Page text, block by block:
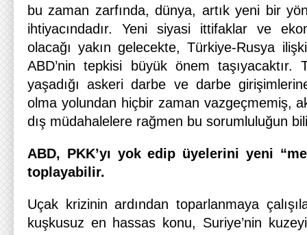
bu zaman zarfında, dünya, artık yeni bir
ihtiyacındadır. Yeni siyasi ittifaklar ve
olacağı yakın gelecekte, Türkiye-Rusya
ABD’nin tepkisi büyük önem taşıyacaktır.
yaşadığı askeri darbe ve darbe
olma yolundan hiçbir zaman vazgeçmemiş,
dış müdahalelere rağmen bu sorumluluğun
ABD, PKK’yı yok edip üyelerini yeni
toplayabilir.
Uçak krizinin ardından toparlanmaya
kuşkusuz en hassas konu, Suriye’nin